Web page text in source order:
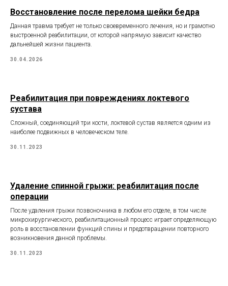
Восстановление после перелома шейки бедра
Данная травма требует не только своевременного лечения, но и грамотно
выстроенной реабилитации, от которой напрямую зависит качество
дальнейшей жизни пациента.
30.04.2026
Реабилитация при повреждениях локтевого
сустава
Сложный, соединяющий три кости, локтевой сустав является одним из
наиболее подвижных в человеческом теле.
30.11.2023
Удаление спинной грыжи: реабилитация после
операции
После удаления грыжи позвоночника в любом его отделе, в том числе
микрохирургического, реабилитационный процесс играет определяющую
роль в восстановлении функций спины и предотвращении повторного
возникновения данной проблемы.
30.11.2023